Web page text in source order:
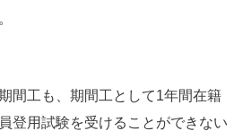
。
間工も、期間工として1年間在籍
登用試験を受けることができない